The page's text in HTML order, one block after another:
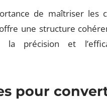
de maîtriser les
une structure
la précision et
pour